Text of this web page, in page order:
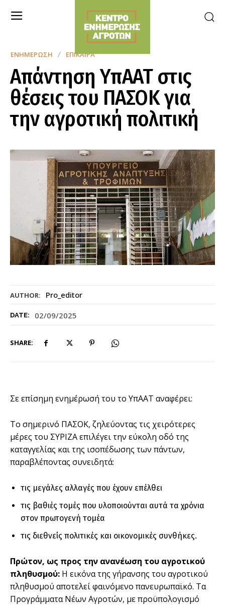
AUTHOR: Pro_editor
DATE: 02/09/2025
SHARE:
ΕΝΗΜΈΡΩΣΗ ΕΠΊΚΑΙΡΑ
Απάντηση ΥπΑΑΤ στις
θέσεις του ΠΑΣΟΚ για
την αγροτική πολιτική
Σε επίσημη ενημέρωσή του το ΥπΑΑΤ αναφέρει:
Το σημερινό ΠΑΣΟΚ, ζηλεύοντας τις χειρότερες
μέρες του ΣΥΡΙΖΑ επιλέγει την εύκολη οδό της
καταγγελίας και της ισοπέδωσης των πάντων,
παραβλέποντας συνειδητά:
τις μεγάλες αλλαγές που έχουν επέλθει
τις βαθιές τομές που υλοποιούνται αυτά τα χρόνια
στον πρωτογενή τομέα
τις διεθνείς πολιτικές και οικονομικές συνθήκες.
Πρώτον, ως προς την ανανέωση του αγροτικού
πληθυσμού: Η εικόνα της γήρανσης του αγροτικού
πληθυσμού αποτελεί φαινόμενο πανευρωπαϊκό. Τα
Προγράμματα Νέων Αγροτών, με προϋπολογισμό